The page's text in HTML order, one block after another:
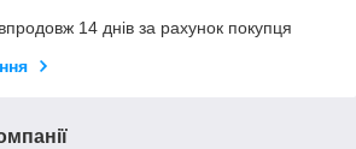
14 днів за рахунок покупця